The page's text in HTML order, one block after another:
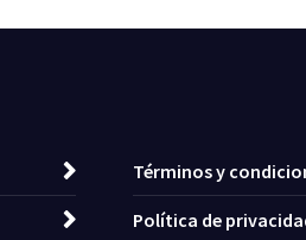
Términos y
Política de